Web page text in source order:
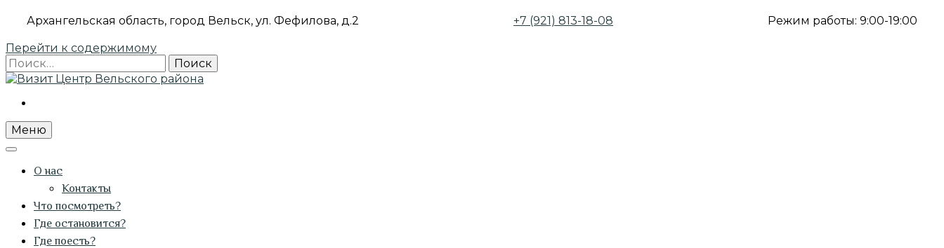
Архангельская область, город Вельск, ул. Фефилова, д.2 +7 (921) 813-18-08 Режим работы: 9:00-19:00
Перейти к содержимому
Найти:
Визит Центр Вельского района
ПРОВИНЦИАЛЬНЫЕ ИСТОРИИ
Меню
О нас
Контакты
Что посмотреть?
Где остановится?
Где поесть?